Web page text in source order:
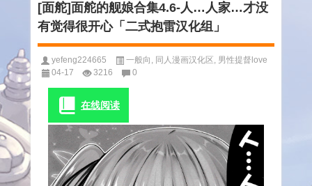
[面舵]面舵的舰娘合集4.6-人…人家…才没
有觉得很开心「二式抱雷汉化组」
yefeng224665 一般向 , 同人漫画汉化区 , 男性提督love
04-17
3216 0
在线阅读